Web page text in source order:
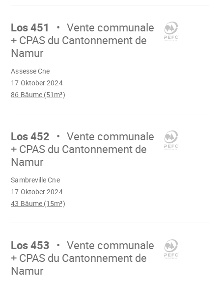
Mach
Los 451
Vente communale
+ CPAS du Cantonnement de
Namur
17 Oktober 2024
Assesse Cne
86 Bäume (51m³)
Mach
Los 452
Vente communale
+ CPAS du Cantonnement de
Namur
17 Oktober 2024
Sambreville Cne
43 Bäume (15m³)
Mach
Los 453
Vente communale
+ CPAS du Cantonnement de
Namur